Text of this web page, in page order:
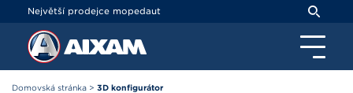
Největší prodejce mopedaut
Domovská stránka > 3D konfigurátor
Panel pro správu cookies